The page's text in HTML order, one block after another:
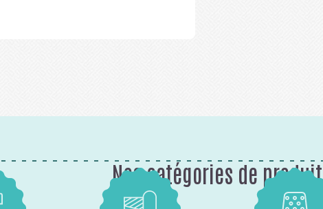
Nos catégories de produit